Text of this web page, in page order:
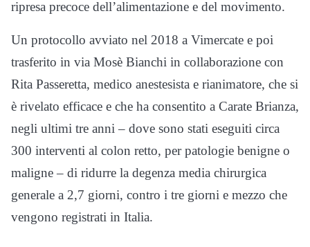
ripresa precoce dell’alimentazione e del movimento.
Un protocollo avviato nel 2018 a Vimercate e poi
trasferito in via Mosè Bianchi in collaborazione con
Rita Passeretta, medico anestesista e rianimatore, che si
è rivelato efficace e che ha consentito a Carate Brianza,
negli ultimi tre anni – dove sono stati eseguiti circa
300 interventi al colon retto, per patologie benigne o
maligne – di ridurre la degenza media chirurgica
generale a 2,7 giorni, contro i tre giorni e mezzo che
vengono registrati in Italia.